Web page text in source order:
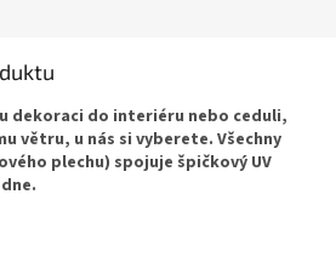
dekoraci do interiéru nebo ceduli,
větru, u nás si vyberete. Všechny
plechu) spojuje špičkový UV